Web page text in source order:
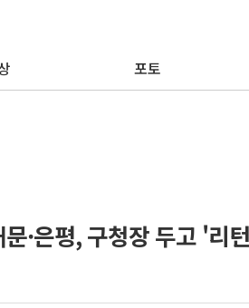
포토
·은평, 구청장 두고 '리